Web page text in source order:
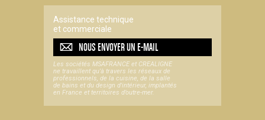
Assistance technique
et commerciale
NOUS ENVOYER UNE-MAIL
Les sociétés MSAFRANCE et CREALIGNE
ne travaillent qu'à travers les réseaux de
professionnels, de la cuisine, de la salle
de bains et du design d'intérieur, implantés
en France et territoires d’outre-mer.